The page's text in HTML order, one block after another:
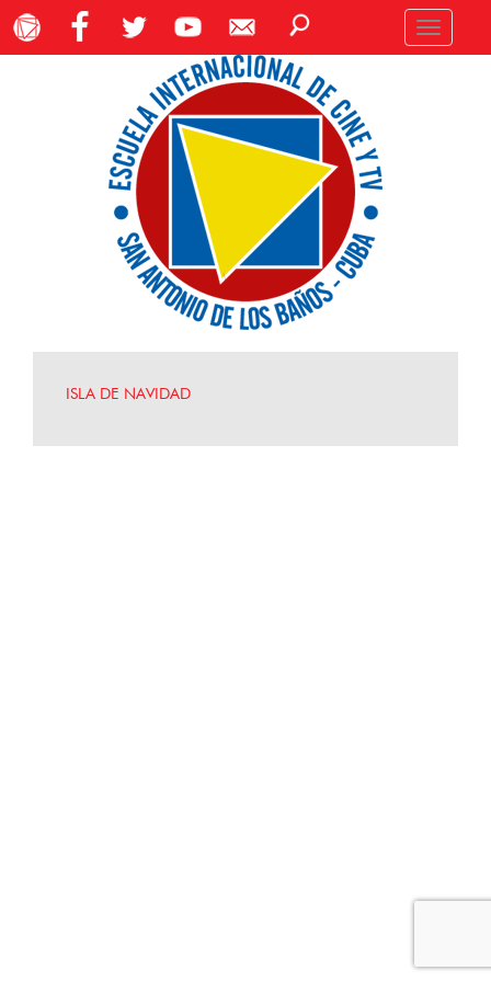
Toggle
navigation
ISLA DE NAVIDAD